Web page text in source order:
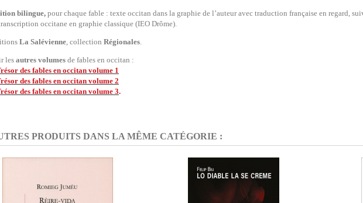
bilingue,pour chaque fable : texte occitan dans la graphie de l’auteur avec traduction française en regard,
occitane en graphie classique (IEO Drôme).
La Salévienne, collection Régionales.
les autres volumes de fables en occitan :
des fables en occitan volume 1
des fables en occitan volume 2
des fables en occitan volume 3.
PRODUITS DANS LA MÊME CATÉGORIE :